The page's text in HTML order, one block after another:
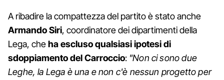
A ribadire la compattezza del partito è stato anche
Armando Siri, coordinatore dei dipartimenti della
Lega, cheha escluso qualsiasi ipotesi di
sdoppiamento del Carroccio: "Non ci sono due
Leghe, la Lega è una e non c'è nessun progetto per